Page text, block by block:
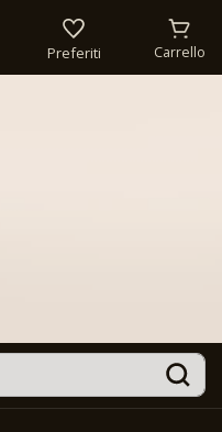
Preferiti Carrello